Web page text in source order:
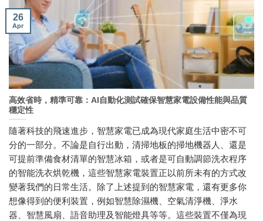
高效省時，精準可靠：AI自動化測試確保智慧家電設備性能與品質
穩定性
隨著科技的飛速進步，智慧家電已成為現代家庭生活中密不可
分的一部分。不論是自行出動，清掃地板的掃地機器人、還是
可提前準備食材清單的智慧冰箱，或者是可自動調節洗衣程序
的智能洗衣烘乾機，這些智慧家電裝置正以前所未有的方式改
變著我們的日常生活。除了上述提到的智慧家電，還有更多你
想像得到的便利裝置，例如智慧除濕機、空氣清淨機、淨水
器、智慧風扇、語音助理及智能燈具等等。這些裝置不僅為現
26
Apr